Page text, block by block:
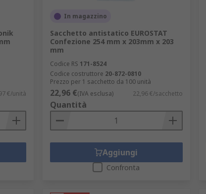
€/unità
In magazzino
Sacchetto antistatico EUROSTAT
Confezione 254 mm x 203mm x 203
mm
Codice RS 171-8524
Codice costruttore 20-872-0810
Prezzo per 1 sacchetto da 100 unità
22,96 €(IVA esclusa) 22,96 €/sacchetto
Quantità
Aggiungi
Confronta